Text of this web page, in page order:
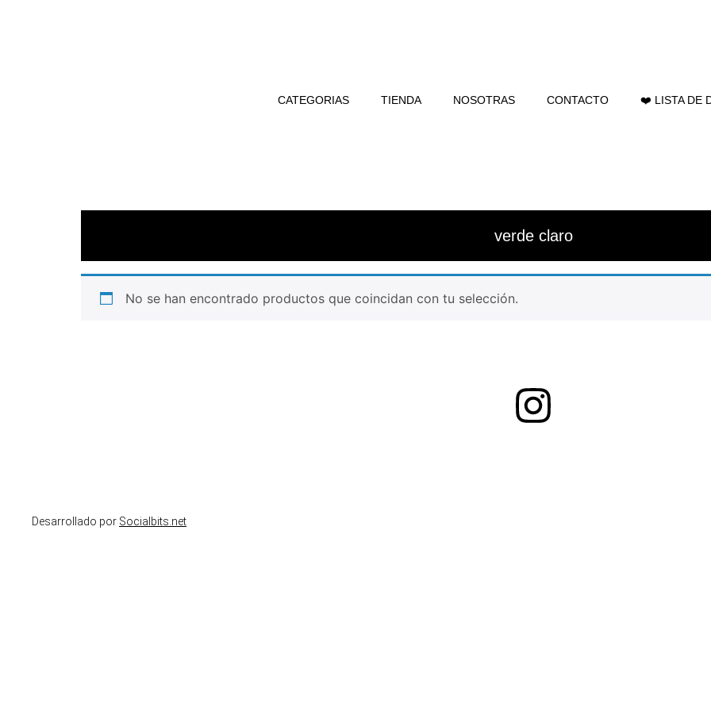
CATEGORIAS TIENDA NOSOTRAS CONTACTO ❤️ LISTA DE
verde claro
No se han encontrado productos que coincidan con tu selección.
Desarrollado por Socialbits.net